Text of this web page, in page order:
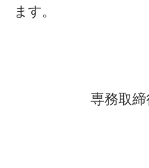
ます。
専務取